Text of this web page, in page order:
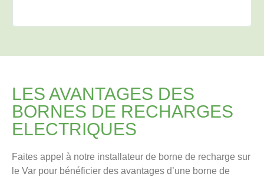
LES AVANTAGES DES
BORNES DE RECHARGES
ELECTRIQUES
Faites appel à notre installateur de borne de recharge sur
le Var pour bénéficier des avantages d’une borne de